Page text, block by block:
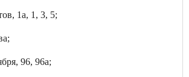
1а, 1, 3, 5;
96, 96а;